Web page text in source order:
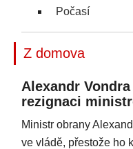
Počasí
Z domova
Alexandr
rezignaci
Ministr obrany
ve vládě, přestože ho